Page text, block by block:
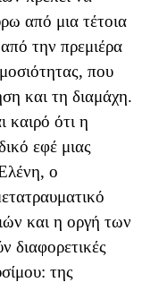
από μια τέτοια
την πρεμιέρα
που
και τη διαμάχη.
καιρό ότι η
εφέ μιας
ο
και η οργή των
διαφορετικές
της